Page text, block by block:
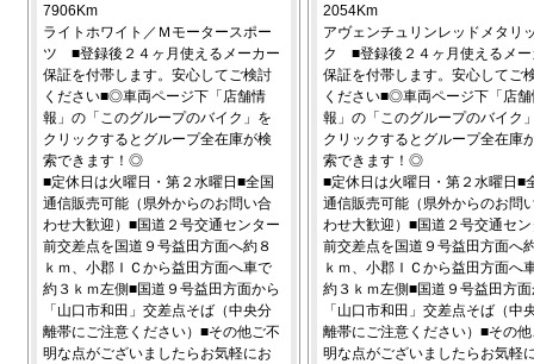
7906Km
ライトホワイト／Ｍモータースポー
ツ ■登録後２４ヶ月使えるメーカー
保証を付帯します。安心してご検討
ください■◎車両ページ下「店舗情
報」の「このグループのバイク」を
クリックするとグループ全在庫が検
索できます！◎
■定休日は火曜日・第２水曜日■全国
通信販売可能（県外からのお問い合
わせ大歓迎）■国道２号交通センター
前交差点を国道９号益田方面へ約８
ｋｍ、小郡ＩＣから益田方面へ車で
約３ｋｍ左側■国道９号益田方面から
「山口市和田」交差点そば（中央分
離帯にご注意ください）■その他ご不
明な点がございましたらお気軽にお
2054Km
アヴェンチュリンレッドメタリ
ク ■登録後２４ヶ月使えるメー
保証を付帯します。安心してご
ください■◎車両ページ下「店舗
報」の「このグループのバイク
クリックするとグループ全在庫
索できます！◎
■定休日は火曜日・第２水曜日■
通信販売可能（県外からのお問
わせ大歓迎）■国道２号交通セ
前交差点を国道９号益田方面へ
ｋｍ、小郡ＩＣから益田方面へ
約３ｋｍ左側■国道９号益田方
「山口市和田」交差点そば（中
離帯にご注意ください）■その
明な点がございましたらお気軽